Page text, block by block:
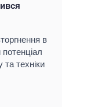
в
та техніки